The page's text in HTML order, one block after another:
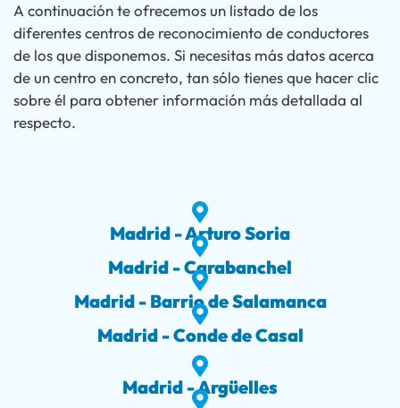
A continuación te ofrecemos un listado de los
diferentes centros de reconocimiento de conductores
de los que disponemos. Si necesitas más datos acerca
de un centro en concreto, tan sólo tienes que hacer clic
sobre él para obtener información más detallada al
respecto.
Madrid - Arturo Soria
Madrid - Carabanchel
Madrid - Barrio de Salamanca
Madrid - Conde de Casal
Madrid - Argüelles